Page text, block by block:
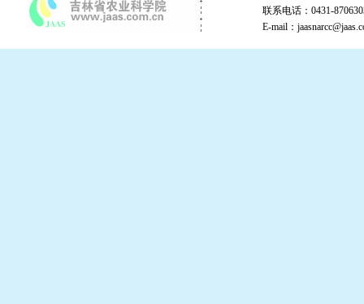
联系电话：0431-
E-mail：